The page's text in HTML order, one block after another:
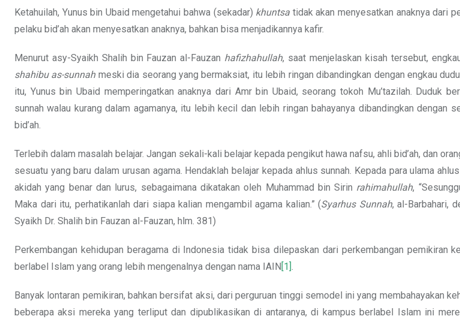
Ketahuilah, Yunus bin Ubaid mengetahui bahwa (sekadar) khuntsa tidak akan menyesatkan anaknya dari
pelaku bid’ah akan menyesatkan anaknya, bahkan bisa menjadikannya kafir.
Menurut asy-Syaikh Shalih bin Fauzan al-Fauzan hafizhahullah, saat menjelaskan kisah tersebut,
shahibu as-sunnahmeski dia seorang yang bermaksiat, itu lebih ringan dibandingkan dengan engkau
itu, Yunus bin Ubaid memperingatkan anaknya dari Amr bin Ubaid, seorang tokoh Mu’tazilah. Duduk
sunnah walau kurang dalam agamanya, itu lebih kecil dan lebih ringan bahayanya dibandingkan dengan
bid’ah.
Terlebih dalam masalah belajar. Jangan sekali-kali belajar kepada pengikut hawa nafsu, ahli bid’ah, dan
sesuatu yang baru dalam urusan agama. Hendaklah belajar kepada ahlus sunnah. Kepada para ulama
akidah yang benar dan lurus, sebagaimana dikatakan oleh Muhammad bin Sirin rahimahullah,
Maka dari itu, perhatikanlah dari siapa kalian mengambil agama kalian.” (Syarhus Sunnah, al-Barbahari,
Syaikh Dr. Shalih bin Fauzan al-Fauzan, hlm. 381)
Perkembangan kehidupan beragama di Indonesia tidak bisa dilepaskan dari perkembangan pemikiran
berlabel Islam yang orang lebih mengenalnya dengan nama IAIN [1] .
Banyak lontaran pemikiran, bahkan bersifat aksi, dari perguruan tinggi semodel ini yang membahayakan
beberapa aksi mereka yang terliput dan dipublikasikan di antaranya, di kampus berlabel Islam ini